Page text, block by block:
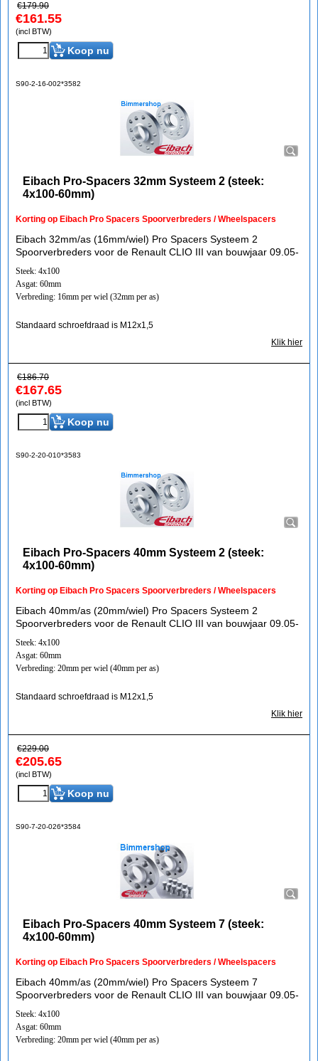
€179.90
€161.55
(incl BTW)
Koop nu
S90-2-16-002*3582
Eibach Pro-Spacers 32mm Systeem 2 (steek:
4x100-60mm)
Korting op Eibach Pro Spacers Spoorverbreders / Wheelspacers
Eibach 32mm/as (16mm/wiel) Pro Spacers Systeem 2
Spoorverbreders voor de Renault CLIO III van bouwjaar 09.05-
Steek: 4x100
Asgat: 60mm
Verbreding: 16mm per wiel (32mm per as)
Standaard schroefdraad is M12x1,5
Klik hier
€186.70
€167.65
(incl BTW)
Koop nu
S90-2-20-010*3583
Eibach Pro-Spacers 40mm Systeem 2 (steek:
4x100-60mm)
Korting op Eibach Pro Spacers Spoorverbreders / Wheelspacers
Eibach 40mm/as (20mm/wiel) Pro Spacers Systeem 2
Spoorverbreders voor de Renault CLIO III van bouwjaar 09.05-
Steek: 4x100
Asgat: 60mm
Verbreding: 20mm per wiel (40mm per as)
Standaard schroefdraad is M12x1,5
Klik hier
€229.00
€205.65
(incl BTW)
Koop nu
S90-7-20-026*3584
Eibach Pro-Spacers 40mm Systeem 7 (steek:
4x100-60mm)
Korting op Eibach Pro Spacers Spoorverbreders / Wheelspacers
Eibach 40mm/as (20mm/wiel) Pro Spacers Systeem 7
Spoorverbreders voor de Renault CLIO III van bouwjaar 09.05-
Steek: 4x100
Asgat: 60mm
Verbreding: 20mm per wiel (40mm per as)